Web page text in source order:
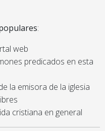
:
web
predicados en esta
la emisora de la iglesia
cristiana en general